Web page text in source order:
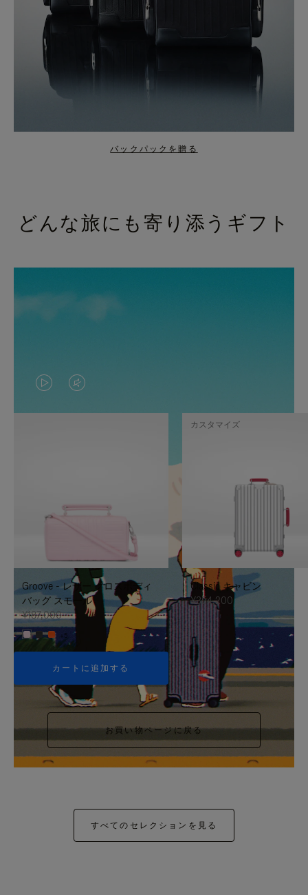
バックパックを贈る
どんな旅にも寄り添うギフト
VIDEO
IS
TO
IT
VIDEO
IS
UNMUTE
IT
Groove - レザー クロスボディ
バッグ スモール
¥187,000
+5
カートに追加する
Classic キャビン
¥354,200
カスタマイズ
お買い物ページに戻る
すべてのセレクションを見る